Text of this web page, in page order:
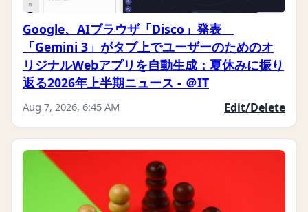
Google、AIブラウザ「Disco」発表
「Gemini 3」がタブ上でユーザーのためのオ
リジナルWebアプリを自動生成：夏休みに振り
返る2026年上半期ニュース - ＠IT
Aug 7, 2026, 6:45 AM Edit/Delete